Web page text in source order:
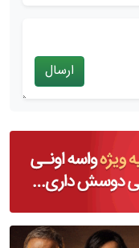
ارسال